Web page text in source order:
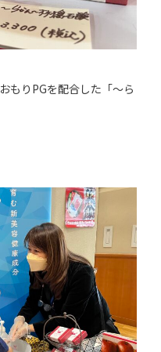
もりPGを配合した「～ら